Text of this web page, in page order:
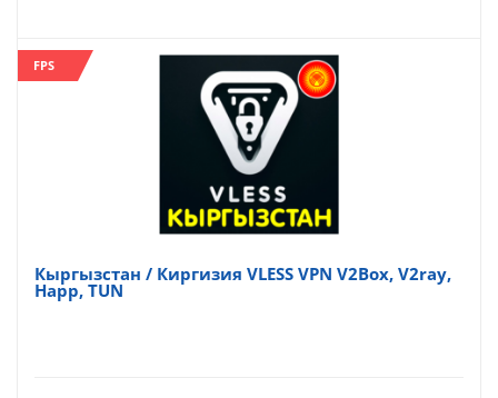
FPS
Кыргызстан / Киргизия VLESS VPN V2Box, V2ray,
Happ, TUN